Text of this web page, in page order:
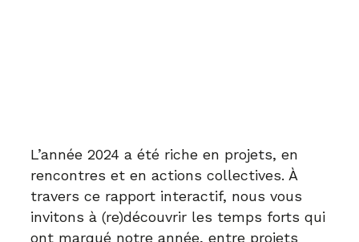
L’année 2024 a été riche en projets, en
rencontres et en actions collectives. À
travers ce rapport interactif, nous vous
invitons à (re)découvrir les temps forts qui
ont marqué notre année, entre projets